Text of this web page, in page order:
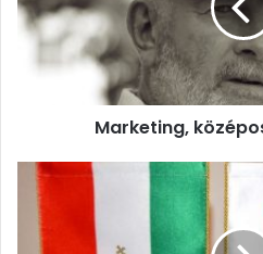
Marketing,
Közös
nyilatkozat
magyar-